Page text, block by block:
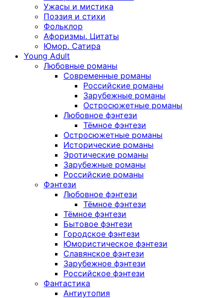
Ужасы и мистика
Поэзия и стихи
Фольклор
Афоризмы. Цитаты
Юмор. Сатира
Young Adult
Любовные романы
Современные романы
Российские романы
Зарубежные романы
Остросюжетные романы
Любовное фэнтези
Тёмное фэнтези
Остросюжетные романы
Исторические романы
Эротические романы
Зарубежные романы
Российские романы
Фэнтези
Любовное фэнтези
Тёмное фэнтези
Тёмное фэнтези
Бытовое фэнтези
Городское фэнтези
Юмористическое фэнтези
Славянское фэнтези
Зарубежное фэнтези
Российское фэнтези
Фантастика
Антиутопия